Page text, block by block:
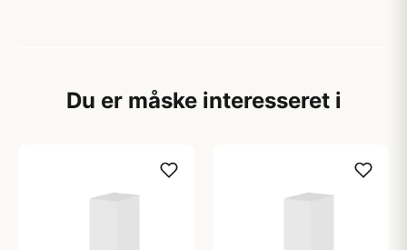
Du er måske interesseret i